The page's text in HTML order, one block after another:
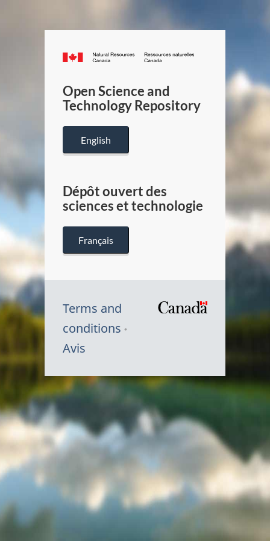
Canada.ca
/
Canada
Open Science and
Technology Repository
English
Dépôt ouvert des
sciences et technologie
Français
Terms and
conditions
Avis
Symbole
du